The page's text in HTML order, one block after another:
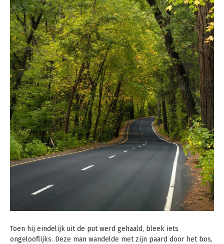
Toen hij eindelijk uit de put werd gehaald, bleek iets
ongelooflijks. Deze man wandelde met zijn paard door het bos,